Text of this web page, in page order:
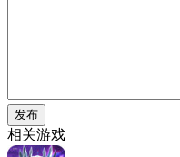
发布
相关游戏